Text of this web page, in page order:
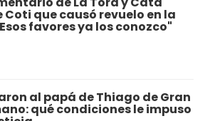
Coti que causó revuelo en la
favores ya los conozco"
al papá de Thiago de Gran
qué condiciones le impuso